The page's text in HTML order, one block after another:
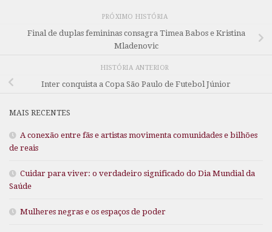
PRÓXIMO HISTÓRIA
Final de duplas femininas consagra Timea Babos e Kristina
Mladenovic
HISTÓRIA ANTERIOR
Inter conquista a Copa São Paulo de Futebol Júnior
MAIS RECENTES
A conexão entre fãs e artistas movimenta comunidades e bilhões
de reais
Cuidar para viver: o verdadeiro significado do Dia Mundial da
Saúde
Mulheres negras e os espaços de poder